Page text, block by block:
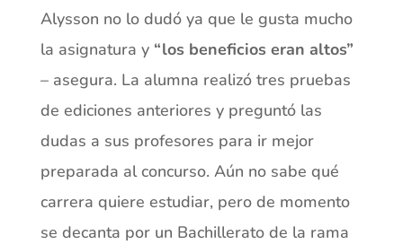
Alysson no lo dudó ya que le gusta mucho
la asignatura y “los beneficios eran altos”
– asegura. La alumna realizó tres pruebas
de ediciones anteriores y preguntó las
dudas a sus profesores para ir mejor
preparada al concurso. Aún no sabe qué
carrera quiere estudiar, pero de momento
se decanta por un Bachillerato de la rama